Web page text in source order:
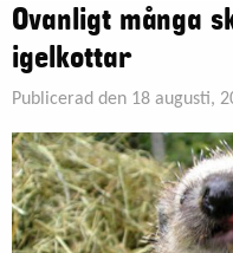
Ovanligt många
igelkottar
Publicerad den 18 augusti,